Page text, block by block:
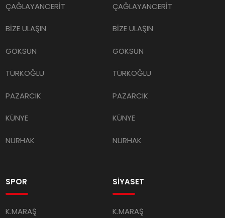
ÇAĞLAYANCERİT
BİZE ULAŞIN
GÖKSUN
TÜRKOĞLU
PAZARCIK
KÜNYE
NURHAK
ÇAĞLAYANCERİT
BİZE ULAŞIN
GÖKSUN
TÜRKOĞLU
PAZARCIK
KÜNYE
NURHAK
SPOR
K.MARAŞ
SİYASET
K.MARAŞ